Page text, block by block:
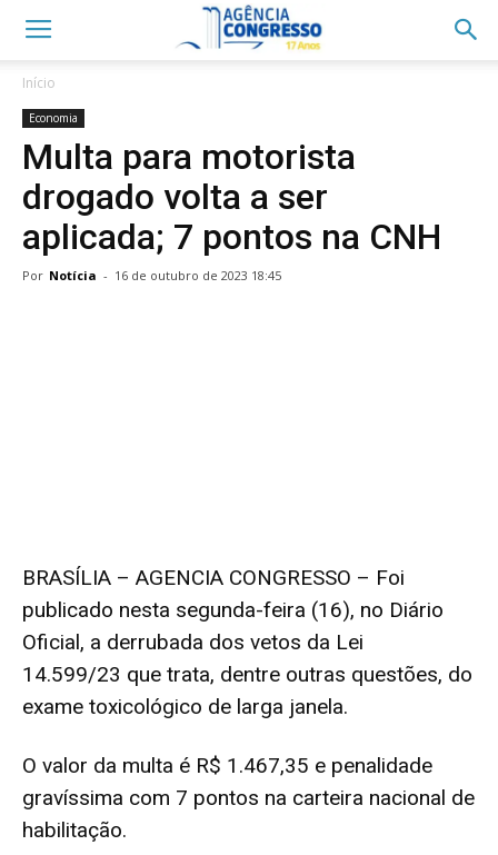
Início
Economia
Multa para motorista
drogado volta a ser
aplicada; 7 pontos na CNH
Por Notícia - 16 de outubro de 2023 18:45
BRASÍLIA – AGENCIA CONGRESSO – Foi
publicado nesta segunda-feira (16), no Diário
Oficial, a derrubada dos vetos da Lei
14.599/23 que trata, dentre outras questões, do
exame toxicológico de larga janela.
O valor da multa é R$ 1.467,35 e penalidade
gravíssima com 7 pontos na carteira nacional de
habilitação.